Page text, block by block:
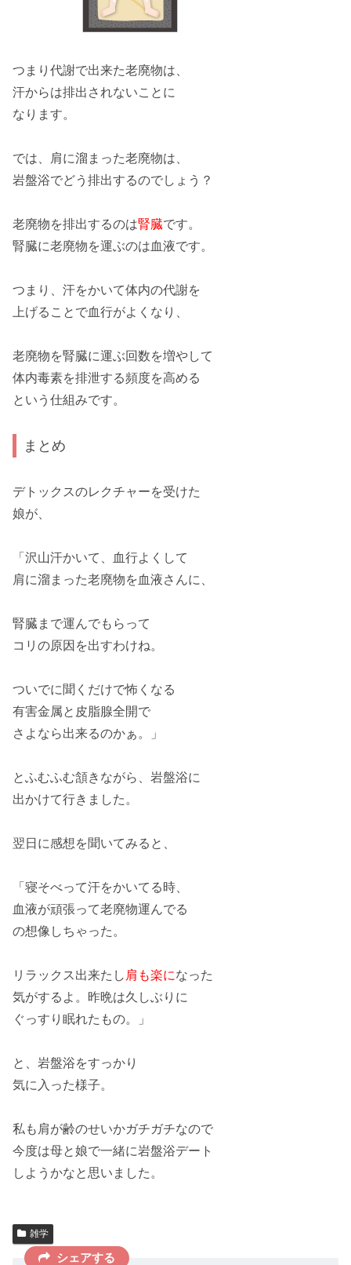
つまり代謝で出来た老廃物は、
汗からは排出されないことに
なります。
では、肩に溜まった老廃物は、
岩盤浴でどう排出するのでしょう？
老廃物を排出するのは腎臓です。
腎臓に老廃物を運ぶのは血液です。
つまり、汗をかいて体内の代謝を
上げることで血行がよくなり
老廃物を腎臓に運ぶ回数を増やして
体内毒素を排泄する頻度を高める
という仕組みです。
まとめ
デトックスのレクチャーを受けた
娘が、
「沢山汗かいて、血行よくして
肩に溜まった老廃物を血液さんに、
腎臓まで運んでもらって
コリの原因を出すわけね。
ついでに聞くだけで怖くなる
有害金属と 皮脂腺全開で
さよなら出来るのかぁ。」
とふむふむ頷きながら、岩盤浴に
出かけて行きました。
翌日に感想を聞いてみると、
「寝そべって汗をかいてる時、
血液が頑張って老廃物運んでる
の想像しちゃった。
リラックス出来たし 肩も楽になった
気がするよ。昨晩は久しぶりに
ぐっすり眠れた もの。」
と、岩盤浴をすっかり
気に入った様子。
私も肩が齢のせいかガチガチなので
今度は母と娘で一緒に岩盤浴デート
しようかなと思いました。
雑学
シェアする